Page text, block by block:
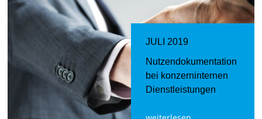
JULI 2019
Nutzendokumentation
bei konzerninternen
Dienstleistungen